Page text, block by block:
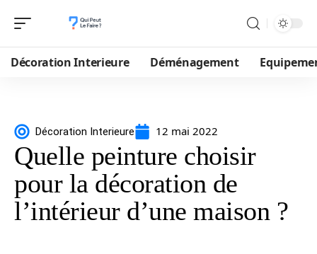
Décoration Interieure Déménagement
Décoration Interieure 12 mai 2022
Quelle peinture choisir
pour la décoration de
l’intérieur d’une maison ?